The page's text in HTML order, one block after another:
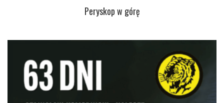
Peryskop w górę